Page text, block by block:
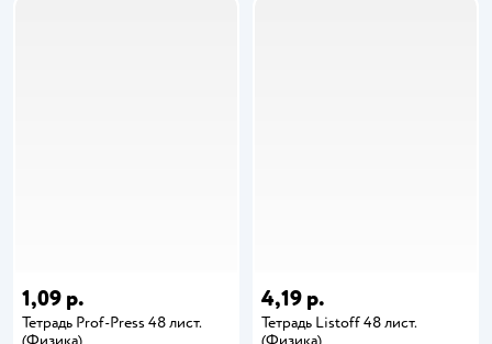
1,09 р.
Тетрадь Prof-Press 48 лист.
(Физика)
4,19 р.
Тетрадь Listoff 48 лист.
(Физика)